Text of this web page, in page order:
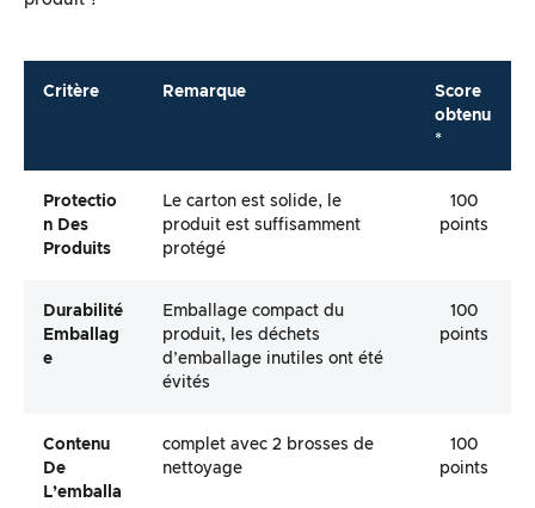
Critère Remarque
Score
obtenu
*
Protectio
N Des
Produits
Le carton est solide, le
produit est suffisamment
protégé
100
points
Durabilité
Emballag
E
Emballage compact du
produit, les déchets
d’emballage inutiles ont été
évités
100
points
Contenu
De
L’emballa
complet avec 2 brosses de
nettoyage
100
points